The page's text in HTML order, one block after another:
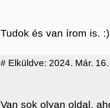
Tudok és van írom is. :)
# Elküldve: 2024. Már.
Van sok olyan oldal,